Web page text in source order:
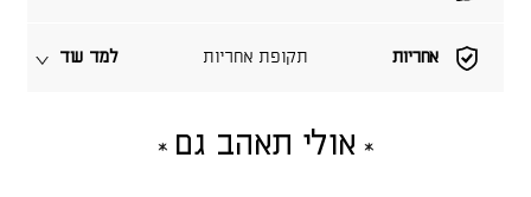
אחריות תקופת אחריות למד עוד
אולי תאהב גם